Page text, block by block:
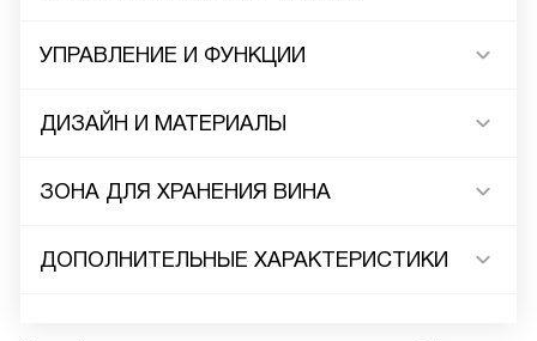
УПРАВЛЕНИЕ И ФУНКЦИИ
ДИЗАЙН И МАТЕРИАЛЫ
ЗОНА ДЛЯ ХРАНЕНИЯ ВИНА
ДОПОЛНИТЕЛЬНЫЕ ХАРАКТЕРИСТИКИ